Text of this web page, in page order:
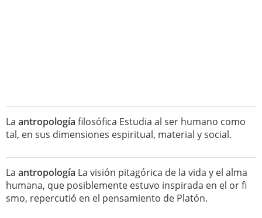
La antropología filosófica Estudia al ser humano como
tal, en sus dimensiones espiritual, material y social.
La antropología La visión pitagórica de la vida y el alma
humana, que posiblemente estuvo inspirada en el or fi
smo, repercutió en el pensamiento de Platón.